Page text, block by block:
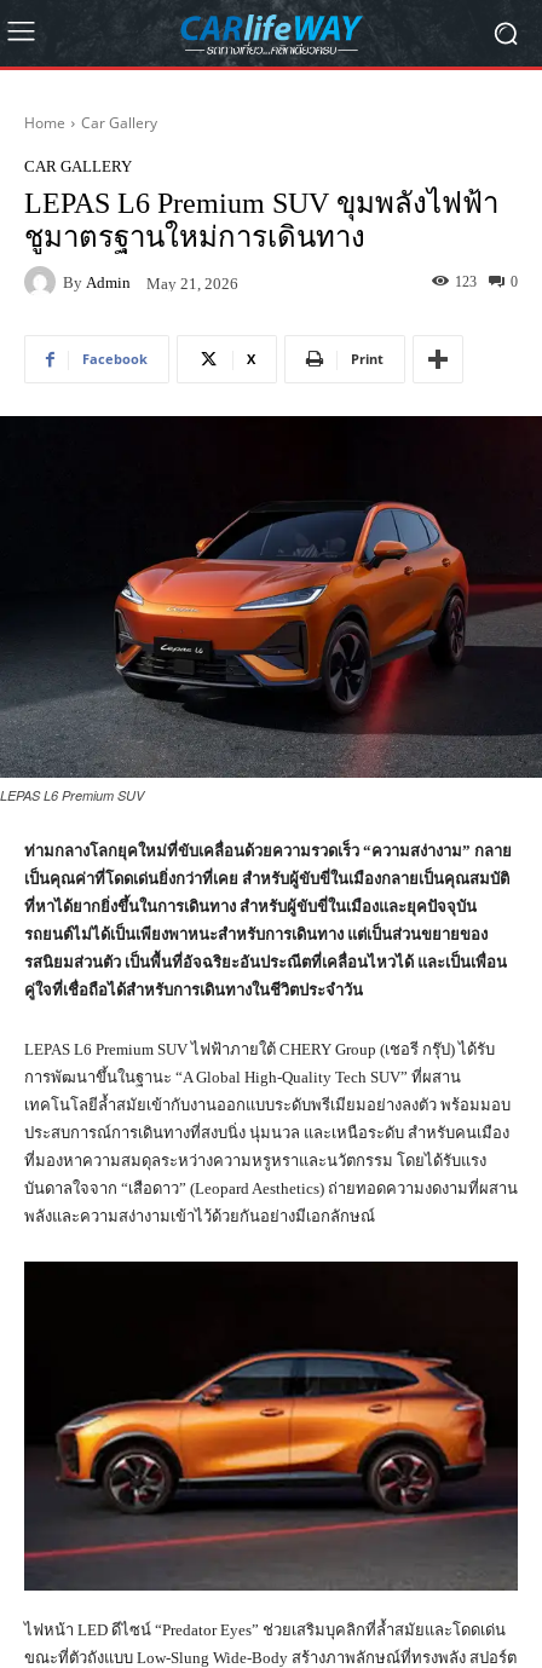
Home Car Gallery
CAR GALLERY
LEPAS L6 Premium SUV ขุมพลังไฟฟ้า
ชูมาตรฐานใหม่การเดินทาง
By Admin May 21, 2026 0
123
Facebook X Print
LEPAS L6 Premium SUV
ท่ามกลางโลกยุคใหม่ที่ขับเคลื่อนด้วยความรวดเร็ว “ความสง่างาม” กลาย
เป็นคุณค่าที่โดดเด่นยิ่งกว่าที่เคย สำหรับผู้ขับขี่ในเมืองกลายเป็นคุณสมบัติ
ที่หาได้ยากยิ่งขึ้นในการเดินทาง สำหรับผู้ขับขี่ในเมืองและยุคปัจจุบัน
รถยนต์ไม่ได้เป็นเพียงพาหนะสำหรับการเดินทาง แต่เป็นส่วนขยายของ
รสนิยมส่วนตัว เป็นพื้นที่อัจฉริยะอันประณีตที่เคลื่อนไหวได้ และเป็นเพื่อน
คู่ใจที่เชื่อถือได้สำหรับการเดินทางในชีวิตประจำวัน
LEPAS L6 Premium SUV ไฟฟ้าภายใต้ CHERY Group (เชอรี กรุ๊ป) ได้รับ
การพัฒนาขึ้นในฐานะ “A Global High-Quality Tech SUV” ที่ผสาน
เทคโนโลยีล้ำสมัยเข้ากับงานออกแบบระดับพรีเมียมอย่างลงตัว พร้อมมอบ
ประสบการณ์การเดินทางที่สงบนิ่ง นุ่มนวล และเหนือระดับ สำหรับคนเมือง
ที่มองหาความสมดุลระหว่างความหรูหราและนวัตกรรม โดยได้รับแรง
บันดาลใจจาก “เสือดาว” (Leopard Aesthetics) ถ่ายทอดความงดงามที่ผสาน
พลังและความสง่างามเข้าไว้ด้วยกันอย่างมีเอกลักษณ์
ไฟหน้า LED ดีไซน์ “Predator Eyes” ช่วยเสริมบุคลิกที่ล้ำสมัยและโดดเด่น
ขณะที่ตัวถังแบบ Low-Slung Wide-Body สร้างภาพลักษณ์ที่ทรงพลัง สปอร์ต